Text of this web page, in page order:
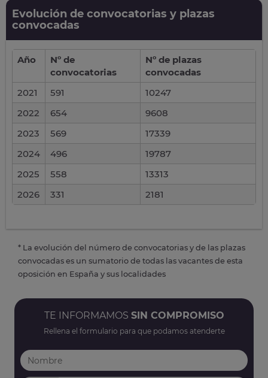
Evolución de convocatorias y plazas
convocadas
Año
Nº de
convocatorias
Nº de plazas
convocadas
2021
591
10247
2022
654
9608
2023
569
17339
2024
496
19787
2025
558
13313
2026
331 2181
* La evolución del número de convocatorias y de las plazas
convocadas es un sumatorio de todas las vacantes de esta
oposición en España y sus localidades
TE INFORMAMOS SIN COMPROMISO
Rellena el formulario para que podamos atenderte